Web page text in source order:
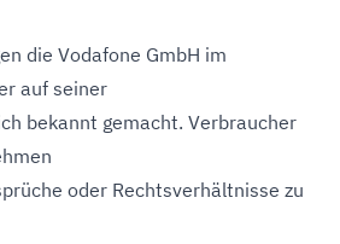
die Vodafone GmbH im
auf seiner
bekannt gemacht. Verbraucher
oder Rechtsverhältnisse zu